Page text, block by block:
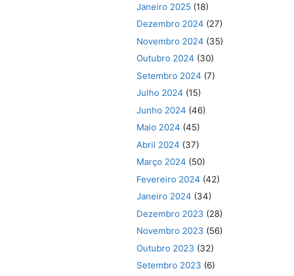
Janeiro 2025 (18)
Dezembro 2024 (27)
Novembro 2024 (35)
Outubro 2024 (30)
Setembro 2024 (7)
Julho 2024 (15)
Junho 2024 (46)
Maio 2024 (45)
Abril 2024 (37)
Março 2024 (50)
Fevereiro 2024 (42)
Janeiro 2024 (34)
Dezembro 2023 (28)
Novembro 2023 (56)
Outubro 2023 (32)
Setembro 2023 (6)